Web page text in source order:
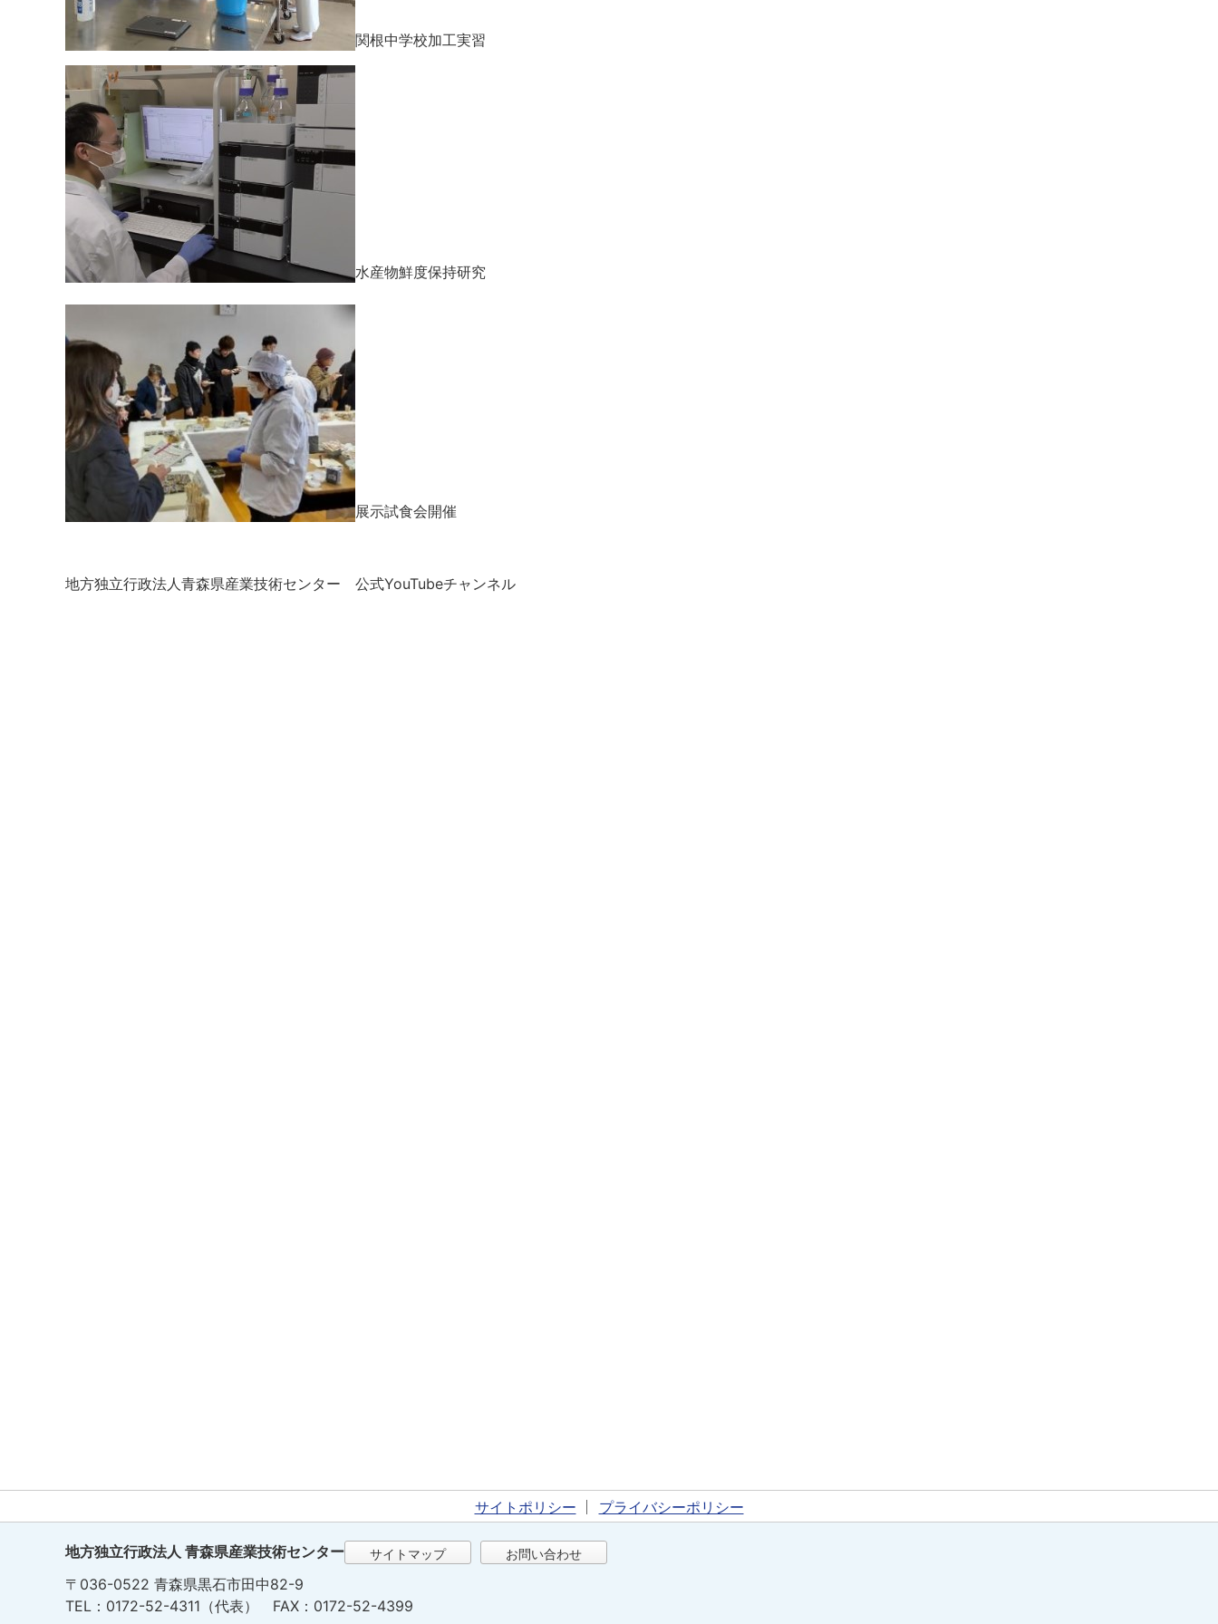
関根中学校加工実習
水産物鮮度保持研究
展示試食会開催
地方独立行政法人青森県産業技術センター 公式YouTubeチャンネル
サイトポリシー プライバシーポリシー
地方独立行政法人 青森県産業技術センター サイトマップ お問い合わせ
〒036-0522 青森県黒石市田中82-9
TEL：0172-52-4311（代表） FAX：0172-52-4399